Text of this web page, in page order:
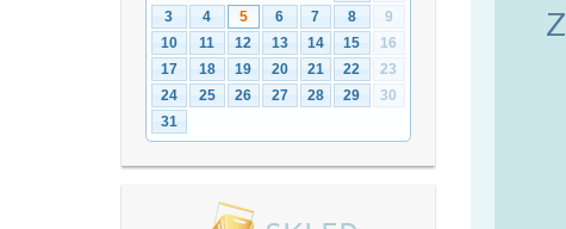
3
4 5 6 7 8
9
10
11 12 13 14 15
16
17
18 19 20 21 22
23
24
25 26 27 28 29
30
31